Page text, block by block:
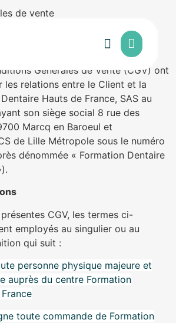
de vente
Générales de Vente (CGV) ont
les relations entre le Client et la
Hauts de France, SAS au
son siège social 8 rue des
Marcq en Baroeul et
de Lille Métropole sous le numéro
dénommée « Formation Dentaire
CGV, les termes ci-
employés au singulier ou au
qui suit :
personne physique majeure et
auprès du centre Formation
toute commande de Formation